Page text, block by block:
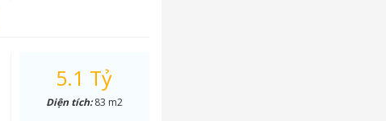
5.1 Tỷ
Diện tích:83 m2